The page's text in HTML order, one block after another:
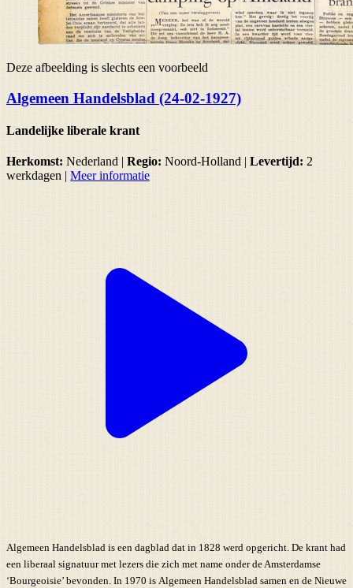
Deze afbeelding is slechts een voorbeeld
Algemeen Handelsblad (24-02-1927)
Landelijke liberale krant
Herkomst: Nederland | Regio: Noord-Holland | Levertijd: 2
werkdagen | Meer informatie
Algemeen Handelsblad is een dagblad dat in 1828 werd opgericht. De krant had
een liberaal signatuur met lezers die zich met name onder de Amsterdamse
‘Bourgeoisie’ bevonden. In 1970 is Algemeen Handelsblad samen en de Nieuwe